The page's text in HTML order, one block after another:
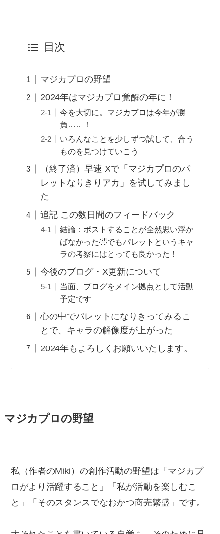
目次
マジカプロの野望
2024年はマジカプロ覚醒の年に！
今を大切に。マジカプロは今年が勝
負……！
いろんなことを少しずつ試して、合う
ものを見つけていこう
（終了済）早速 Xで「マジカプロのパ
レットなりきりアカ」を試してみまし
た
追記 この数日間のフィードバック
結論：ポストすることが全然思い浮か
ばなかった🤣でもパレットというキャ
ラの考察にはとっても良かった！
今後のブログ・X更新について
当面、ブログをメイン拠点として活動
予定です
心の中でパレットになりきってみるこ
とで、キャラの解像度が上がった
2024年もよろしくお願いいたします。
マジカプロの野望
私（作者のMiki）の創作活動の野望は「マジカプ
ロがより活躍すること」「私が活動を楽しむこ
と」「そのスタンスでなおかつ商売繁盛」です。